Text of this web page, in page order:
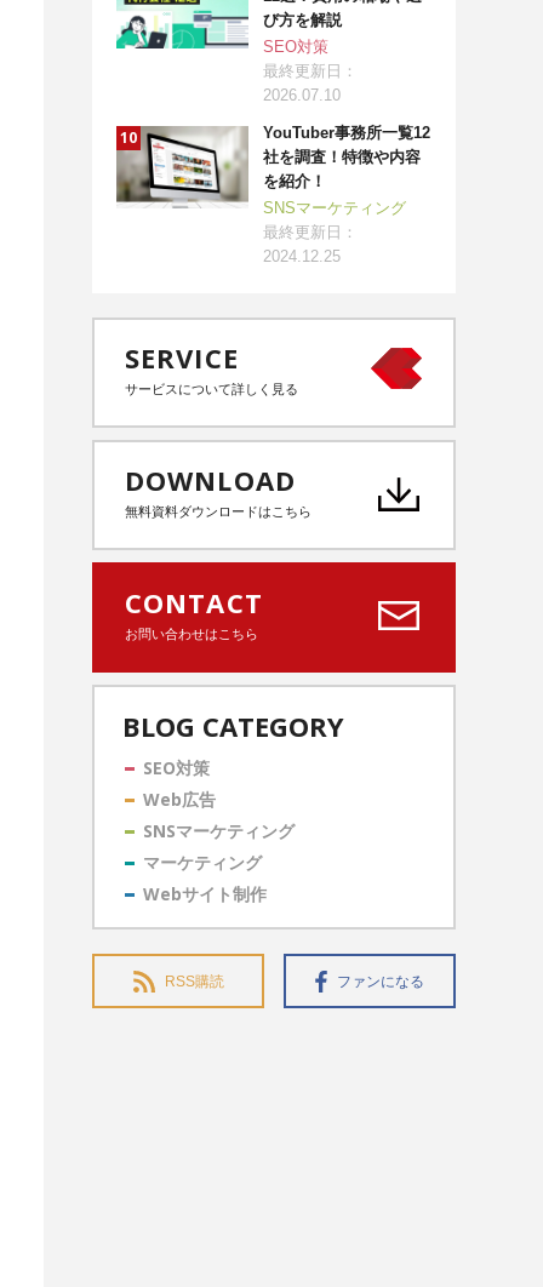
び方を解説
SEO対策
最終更新日：
2026.07.10
YouTuber事務所一覧12
社を調査！特徴や内容
を紹介！
SNSマーケティング
最終更新日：
2024.12.25
SERVICE
サービスについて詳しく見る
DOWNLOAD
無料資料ダウンロードはこちら
CONTACT
お問い合わせはこちら
BLOG CATEGORY
SEO対策
Web広告
SNSマーケティング
マーケティング
Webサイト制作
RSS購読 ファンになる